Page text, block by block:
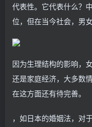
代表性。它代表什么？
位，但在当今社会，男
因为生理结构的影响，
还是家庭经济，大多数
在这方面还有待完善。
，如日本的婚姻法，对